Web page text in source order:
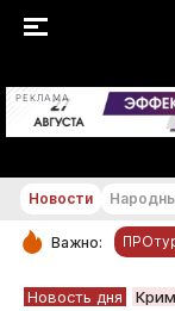
РЕКЛАМА
РУБРИКИ
Новости
Важно:
Новость дня